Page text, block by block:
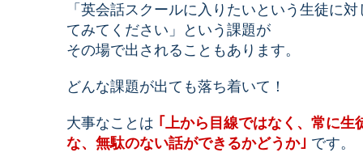
「英会話スクールに入りたいという生徒に
てみてください」という課題が
その場で出されることもあります。
どんな課題が出ても落ち着いて！
大事なことは ｢上から目線ではなく、常に
な、無駄のない話ができるかどうか｣ です。